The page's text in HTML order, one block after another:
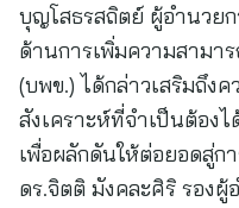
บุญโสธรสถิตย์ ผู้อำนวย
ด้านการเพิ่มความสามา
(บพข.) ได้กล่าวเสริมถึง
สังเคราะห์ที่จำเป็นต้อง
เพื่อผลักดันให้ต่อยอดสู่ก
ดร.จิตติ มังคละศิริ รอง